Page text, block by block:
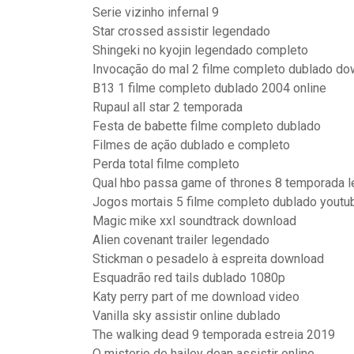
Serie vizinho infernal 9
Star crossed assistir legendado
Shingeki no kyojin legendado completo
Invocação do mal 2 filme completo dublado
B13 1 filme completo dublado 2004 online
Rupaul all star 2 temporada
Festa de babette filme completo dublado
Filmes de ação dublado e completo
Perda total filme completo
Qual hbo passa game of thrones 8 temporada
Jogos mortais 5 filme completo dublado
Magic mike xxl soundtrack download
Alien covenant trailer legendado
Stickman o pesadelo à espreita download
Esquadrão red tails dublado 1080p
Katy perry part of me download video
Vanilla sky assistir online dublado
The walking dead 9 temporada estreia 2019